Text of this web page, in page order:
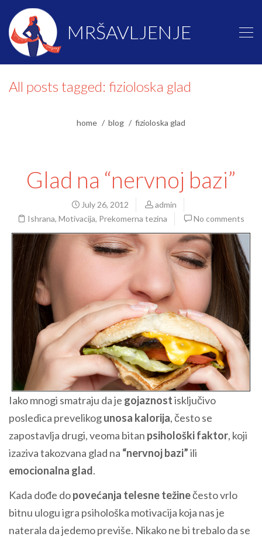
MRŠAVLJENJE
All posts tagged: fizioloska glad
home blog fizioloska glad
Glad na “nervnoj bazi”
July 26, 2012
admin
Ishrana, Motivacija, Prekomerna tezina No comments
Iako mnogi smatraju da je gojaznostisključivo
posledica prevelikogunosa kalorija, često se
zapostavlja drugi, veoma bitan psihološki faktor, koji
izaziva takozvana glad na “nervnoj bazi”ili
emocionalna glad.
Kada dođe dopovećanja telesne težinečesto vrlo
bitnu ulogu igra psihološka motivacija koja nas je
naterala da jedemo previše. Nikako ne bi trebalo da se